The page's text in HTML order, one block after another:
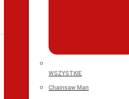
WSZYSTKIE
Chainsaw Man